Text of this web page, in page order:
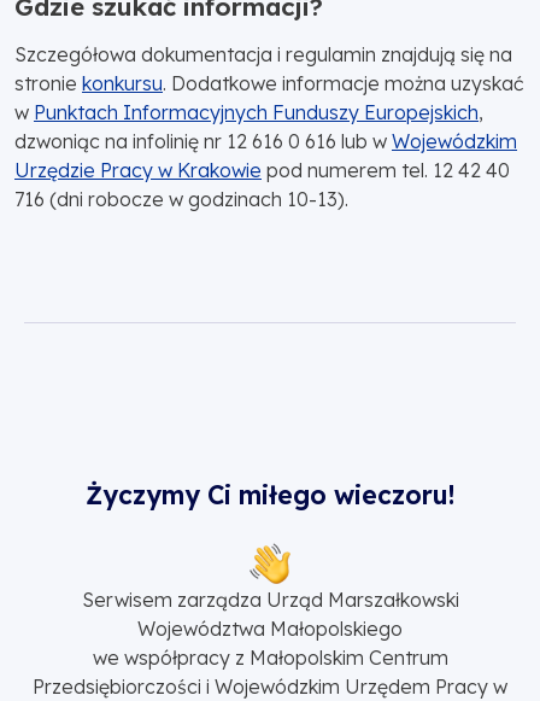
Gdzie szukać informacji?
Szczegółowa dokumentacja i regulamin znajdują się na
stronie konkursu. Dodatkowe informacje można uzyskać
w Punktach Informacyjnych Funduszy Europejskich,
dzwoniąc na infolinię nr 12 616 0 616 lub w Wojewódzkim
Urzędzie Pracy w Krakowie pod numerem tel. 12 42 40
716 (dni robocze w godzinach 10-13).
Życzymy Ci miłego wieczoru!
Serwisem zarządza Urząd Marszałkowski
Województwa Małopolskiego
we współpracy z Małopolskim Centrum
Przedsiębiorczości i Wojewódzkim Urzędem Pracy w